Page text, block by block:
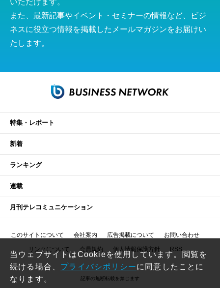
また、最新記事やイベント・セミナーの情報など、ビジ
ネスに役立つ情報を掲載したメールマガジンをお届けい
たします。
特集・レポート
新着
ランキング
連載
月刊テレコミュニケーション
このサイトについて 会社案内 広告掲載について お問い合わせ
リンクについて 会員規約 個人情報保護方針 RSS
記事の無断転載を禁じます
当ウェブサイトはCookieを使用しています。閲覧を
続ける場合、 プライバシポリシーに同意したことに
なります。